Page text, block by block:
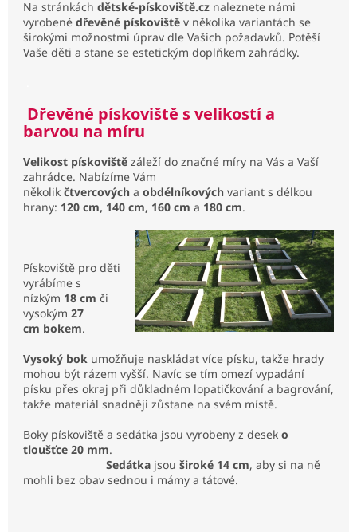
Na stránkách dětské-pískoviště.cz naleznete námi
vyrobené dřevěné pískoviště v několika variantách se
širokými možnostmi úprav dle Vašich požadavků. Potěší
Vaše děti a stane se estetickým doplňkem zahrádky.
Dřevěné pískoviště s velikostí a
barvou na míru
Velikost pískoviště záleží do značné míry na Vás a Vaší
zahrádce. Nabízíme Vám
několik čtvercových a obdélníkových variant s délkou
hrany: 120 cm, 140 cm, 160 cm a 180 cm.
Pískoviště pro děti
vyrábíme s
nízkým 18 cm či
vysokým 27
cm bokem.
Vysoký bok umožňuje naskládat více písku, takže hrady
mohou být rázem vyšší. Navíc se tím omezí vypadání
písku přes okraj při důkladném lopatičkování a bagrování,
takže materiál snadněji zůstane na svém místě.
Boky pískoviště a sedátka jsou vyrobeny z desek o
tloušťce 20 mm.
Sedátka jsou široké 14 cm, aby si na ně
mohli bez obav sednou i mámy a tátové.